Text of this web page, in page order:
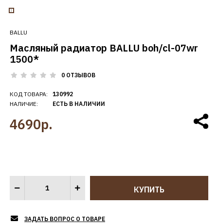
BALLU
Масляный радиатор BALLU boh/cl-07wr
1500*
0 ОТЗЫВОВ
КОД ТОВАРА:
НАЛИЧИЕ:
130992
ЕСТЬ В НАЛИЧИИ
4690р.
ЗАДАТЬ ВОПРОС О ТОВАРЕ